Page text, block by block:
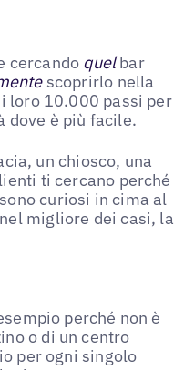
cercando quelbar
scoprirlo nella
loro 10.000 passi per
dove è più facile.
un chiosco, una
ti cercano perché
curiosi in cima al
migliore dei casi, la
perché non è
o di un centro
per ogni singolo